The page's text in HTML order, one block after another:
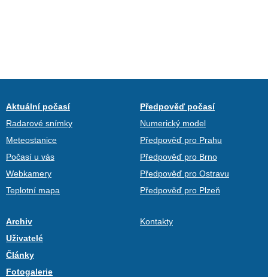
Aktuální počasí
Radarové snímky
Meteostanice
Počasí u vás
Webkamery
Teplotní mapa
Předpověď počasí
Numerický model
Předpověď pro Prahu
Předpověď pro Brno
Předpověď pro Ostravu
Předpověď pro Plzeň
Archiv
Uživatelé
Články
Fotogalerie
Kontakty